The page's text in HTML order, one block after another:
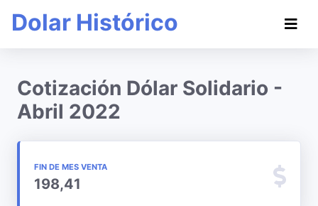
Dolar Histórico
Cotización Dólar Solidario -
Abril 2022
FIN DE MES VENTA
198,41